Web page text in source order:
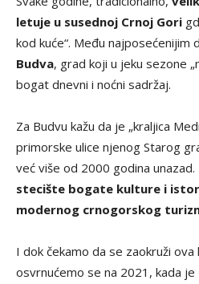
letuje u susednoj Crnoj Gori
kod kuće“. Među najposećenijim
Budva, grad koji u jeku sezone
bogat dnevni i noćni sadržaj.
Za Budvu kažu da je „kraljica
primorske ulice njenog Starog
već više od 2000 godina unazad.
stecište bogate kulture i
modernog crnogorskog
I dok čekamo da se zaokruži
osvrnućemo se na 2021, kada je